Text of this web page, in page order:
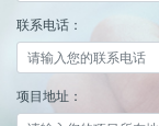
联系电话：
项目地址：